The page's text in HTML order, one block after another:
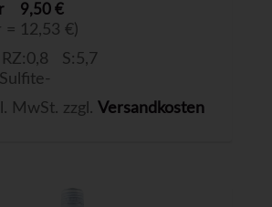
9,50 €
= 12,53 €)
RZ:0,8 S:5,7
MwSt. zzgl. Versandkosten